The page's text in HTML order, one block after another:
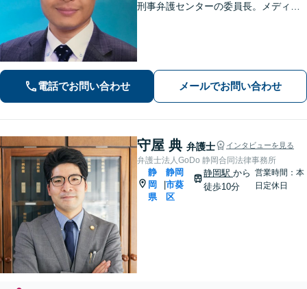
刑事弁護センターの委員長。メディア
電話でお問い合わせ メールでお問い合わせ
守屋 典 弁護士 インタビューを見る
弁護士法人GoDo 静岡合同法律事務所
静
岡
県
|
静岡
市葵
区
静岡駅 から
徒歩10分
営業時間：本
日定休日